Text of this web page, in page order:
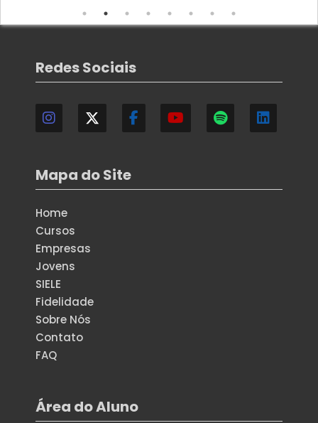
Redes Sociais
Mapa do Site
Home
Cursos
Empresas
Jovens
SIELE
Fidelidade
Sobre Nós
Contato
FAQ
Área do Aluno